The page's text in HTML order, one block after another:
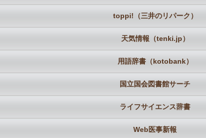
toppi!（三井のリパーク）
天気情報（tenki.jp）
用語辞書（kotobank）
国立国会図書館サーチ
ライフサイエンス辞書
Web医事新報